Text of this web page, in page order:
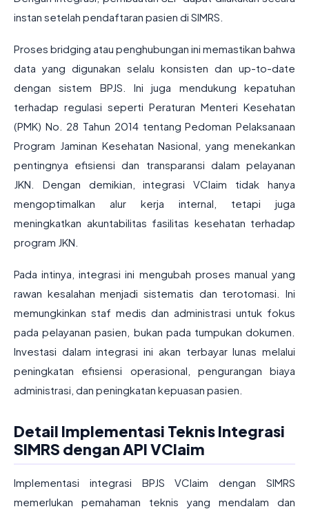
instan setelah pendaftaran pasien di SIMRS.
Proses bridging atau penghubungan ini memastikan bahwa
data yang digunakan selalu konsisten dan up-to-date
dengan sistem BPJS. Ini juga mendukung kepatuhan
terhadap regulasi seperti Peraturan Menteri Kesehatan
(PMK) No. 28 Tahun 2014 tentang Pedoman Pelaksanaan
Program Jaminan Kesehatan Nasional, yang menekankan
pentingnya efisiensi dan transparansi dalam pelayanan
JKN. Dengan demikian, integrasi VClaim tidak hanya
mengoptimalkan alur kerja internal, tetapi juga
meningkatkan akuntabilitas fasilitas kesehatan terhadap
program JKN.
Pada intinya, integrasi ini mengubah proses manual yang
rawan kesalahan menjadi sistematis dan terotomasi. Ini
memungkinkan staf medis dan administrasi untuk fokus
pada pelayanan pasien, bukan pada tumpukan dokumen.
Investasi dalam integrasi ini akan terbayar lunas melalui
peningkatan efisiensi operasional, pengurangan biaya
administrasi, dan peningkatan kepuasan pasien.
Detail Implementasi Teknis Integrasi
SIMRS dengan API VClaim
Implementasi integrasi BPJS VClaim dengan SIMRS
memerlukan pemahaman teknis yang mendalam dan